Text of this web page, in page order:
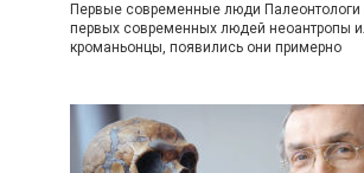
Первые современные люди
первых современных людей неоантропы
кроманьонцы, появились они примерно